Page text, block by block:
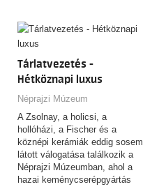
A tárlatvezetés nyelve: magyar.
Tárlatvezető: Almási Alma
Alexandra muzeológus
történetén keresztül meséljen a
magyar ízlésről, identitásról és
a mindennapok alakulásáról.
Tárlatvezetés -
Hétköznapi luxus
Néprajzi Múzeum
A Zsolnay, a holicsi, a
hollóházi, a Fischer és a
köznépi kerámiák eddig sosem
látott válogatása találkozik a
Néprajzi Múzeumban, ahol a
hazai keménycserépgyártás